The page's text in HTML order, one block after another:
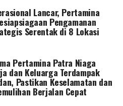
Lancar, Pertamina
Pengamanan
Serentak di 8 Lokasi
Pertamina Patra Niaga
dan Keluarga Terdampak
Pastikan Keselamatan dan
Berjalan Cepat